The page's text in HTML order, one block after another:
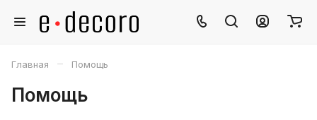
Главная – Помощь
Помощь